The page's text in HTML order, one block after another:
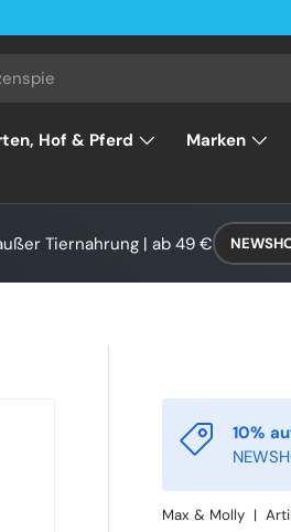
Hof & Pferd
Marken
Tiernahrung | ab 49 €
10%
Max & Molly |